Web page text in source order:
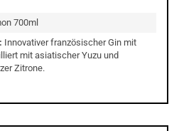
700ml
Innovativer französischerGin mit
mit asiatischer Yuzu und
Zitrone.